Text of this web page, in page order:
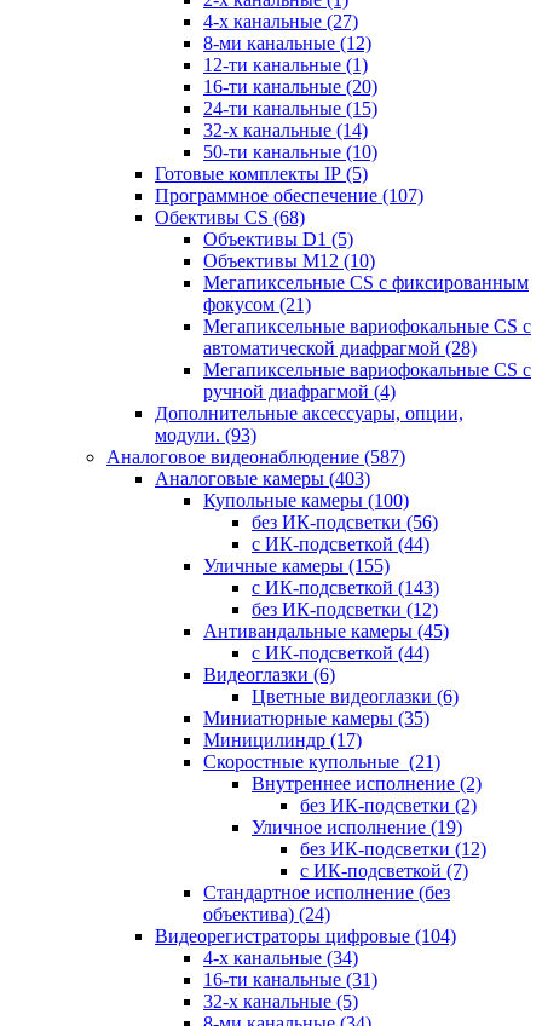
4-х канальные (27)
8-ми канальные (12)
12-ти канальные (1)
16-ти канальные (20)
24-ти канальные (15)
32-х канальные (14)
50-ти канальные (10)
Готовые комплекты IP (5)
Программное обеспечение (107)
Обективы CS (68)
Объективы D1 (5)
Объективы M12 (10)
Мегапиксельные CS c фиксированным
фокусом (21)
Мегапиксельные вариофокальные CS c
автоматической диафрагмой (28)
Мегапиксельные вариофокальные CS c
ручной диафрагмой (4)
Дополнительные аксессуары, опции,
модули. (93)
Аналоговое видеонаблюдение (587)
Аналоговые камеры (403)
Купольные камеры (100)
без ИК-подсветки (56)
с ИК-подсветкой (44)
Уличные камеры (155)
с ИК-подсветкой (143)
без ИК-подсветки (12)
Антивандальные камеры (45)
с ИК-подсветкой (44)
Видеоглазки (6)
Цветные видеоглазки (6)
Миниатюрные камеры (35)
Миницилиндр (17)
Скоростные купольные (21)
Внутреннее исполнение (2)
без ИК-подсветки (2)
Уличное исполнение (19)
без ИК-подсветки (12)
с ИК-подсветкой (7)
Стандартное исполнение (без
объектива) (24)
Видеорегистраторы цифровые (104)
4-х канальные (34)
16-ти канальные (31)
32-х канальные (5)